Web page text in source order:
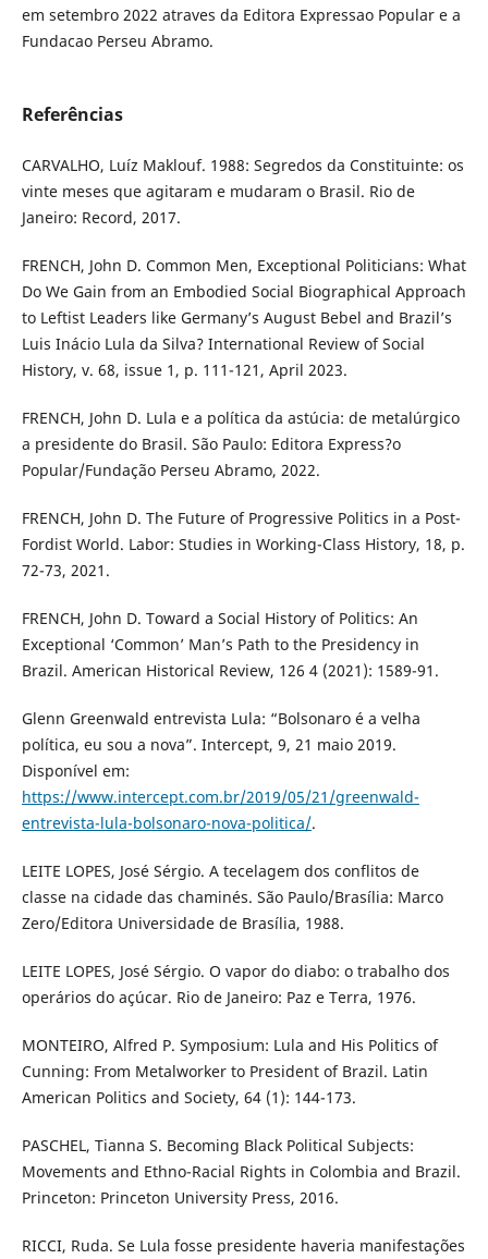
em setembro 2022 atraves da Editora Expressao Popular e a
Fundacao Perseu Abramo.
Referências
CARVALHO, Luíz Maklouf. 1988: Segredos da Constituinte: os
vinte meses que agitaram e mudaram o Brasil. Rio de
Janeiro: Record, 2017.
FRENCH, John D. Common Men, Exceptional Politicians: What
Do We Gain from an Embodied Social Biographical Approach
to Leftist Leaders like Germany’s August Bebel and Brazil’s
Luis Inácio Lula da Silva? International Review of Social
History, v. 68, issue 1, p. 111-121, April 2023.
FRENCH, John D. Lula e a política da astúcia: de metalúrgico
a presidente do Brasil. São Paulo: Editora Express?o
Popular/Fundação Perseu Abramo, 2022.
FRENCH, John D. The Future of Progressive Politics in a Post-
Fordist World. Labor: Studies in Working-Class History, 18, p.
72-73, 2021.
FRENCH, John D. Toward a Social History of Politics: An
Exceptional ‘Common’ Man’s Path to the Presidency in
Brazil. American Historical Review, 126 4 (2021): 1589-91.
Glenn Greenwald entrevista Lula: “Bolsonaro é a velha
política, eu sou a nova”. Intercept, 9, 21 maio 2019.
Disponível em:
https://www.intercept.com.br/2019/05/21/greenwald-
entrevista-lula-bolsonaro-nova-politica/.
LEITE LOPES, José Sérgio. A tecelagem dos conflitos de
classe na cidade das chaminés. São Paulo/Brasília: Marco
Zero/Editora Universidade de Brasília, 1988.
LEITE LOPES, José Sérgio. O vapor do diabo: o trabalho dos
operários do açúcar. Rio de Janeiro: Paz e Terra, 1976.
MONTEIRO, Alfred P. Symposium: Lula and His Politics of
Cunning: From Metalworker to President of Brazil. Latin
American Politics and Society, 64 (1): 144-173.
PASCHEL, Tianna S. Becoming Black Political Subjects:
Movements and Ethno-Racial Rights in Colombia and Brazil.
Princeton: Princeton University Press, 2016.
RICCI, Ruda. Se Lula fosse presidente haveria manifestações